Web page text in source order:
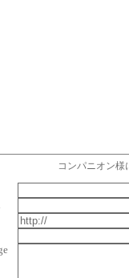
コンパニオン